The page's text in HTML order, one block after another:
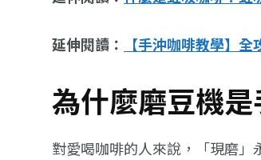
延伸閱讀： 【手沖咖啡教學】
為什麼磨豆機
對愛喝咖啡的人來說，「現磨